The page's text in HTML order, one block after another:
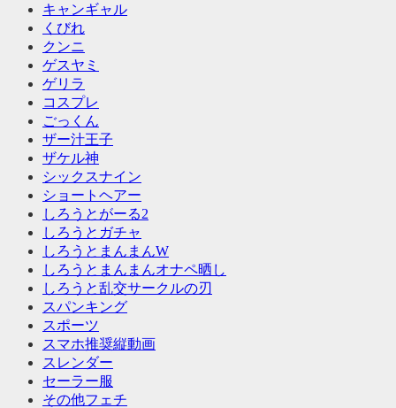
キャンギャル
くびれ
クンニ
ゲスヤミ
ゲリラ
コスプレ
ごっくん
ザー汁王子
ザケル神
シックスナイン
ショートヘアー
しろうとがーる2
しろうとガチャ
しろうとまんまんW
しろうとまんまんオナペ晒し
しろうと乱交サークルの刃
スパンキング
スポーツ
スマホ推奨縦動画
スレンダー
セーラー服
その他フェチ